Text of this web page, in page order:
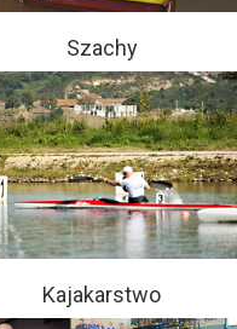
Szachy
Kajakarstwo